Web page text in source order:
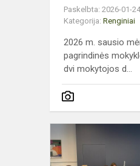
Paskelbta: 2026-01-24
Kategorija: Renginiai
2026 m. sausio
pagrindinės
dvi mokytojos d...